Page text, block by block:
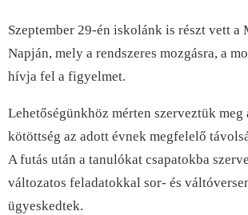
Szeptember 29-én iskolánk is részt vett a
Napján, mely a rendszeres mozgásra, a
hívja fel a figyelmet.
Lehetőségünkhöz mérten szerveztük meg
kötöttség az adott évnek megfelelő
A futás után a tanulókat csapatokba
változatos feladatokkal sor- és
ügyeskedtek.